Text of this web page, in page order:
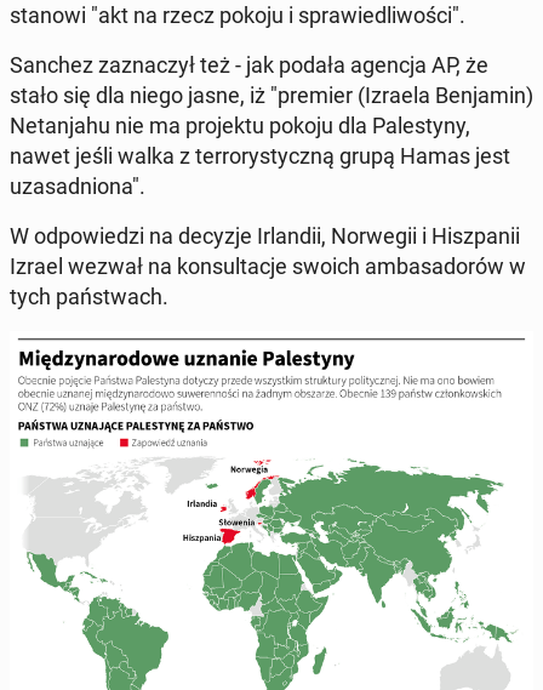
stanowi "akt na rzecz pokoju i spra­wie­dli­wo­ści".
Sanchez za­zna­czył też - jak podała agencja AP, że
stało się dla niego jasne, iż "premier (Izraela Ben­ja­min)
Ne­tan­ja­hu nie ma pro­jek­tu pokoju dla Pa­le­sty­ny,
nawet jeśli walka z ter­ro­ry­stycz­ną grupą Hamas jest
uza­sad­nio­na".
W od­po­wie­dzi na decyzje Ir­lan­dii, Nor­we­gii i Hisz­pa­nii
Izrael wezwał na kon­sul­ta­cje swoich am­ba­sa­do­rów w
tych pań­stwach.